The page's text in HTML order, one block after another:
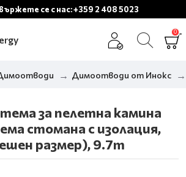
се с нас: +359 2 408 5023
0
Димоотводи от Инокс
за пелетна камина
стомана с изолация,
размер), 9.7m